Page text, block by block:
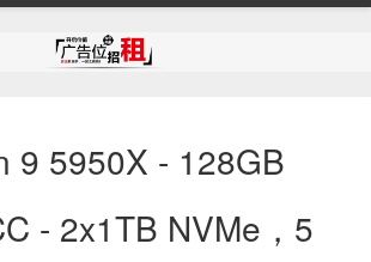
9 5950X - 128GB
- 2x1TB NVMe，5